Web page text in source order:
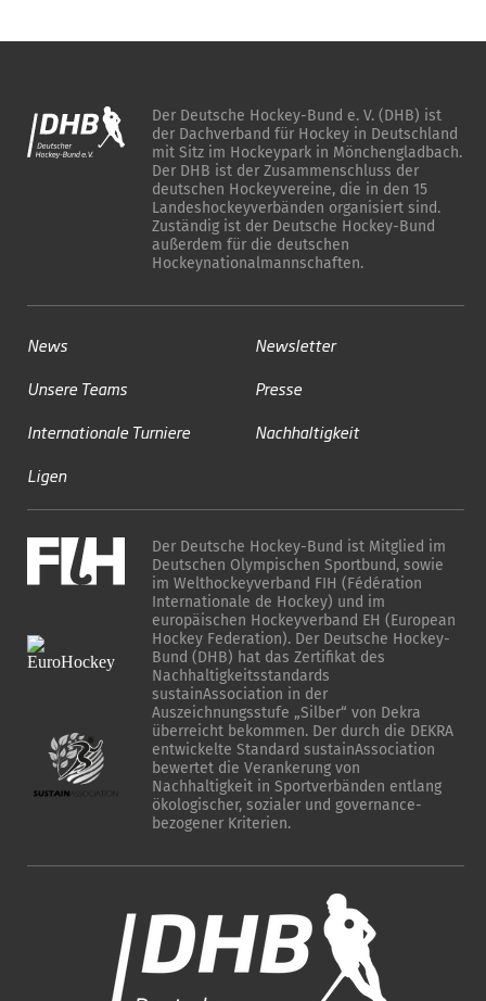
Der Deutsche Hockey-Bund e. V. (DHB) ist
der Dachverband für Hockey in Deutschland
mit Sitz im Hockeypark in Mönchengladbach.
Der DHB ist der Zusammenschluss der
deutschen Hockeyvereine, die in den 15
Landeshockeyverbänden organisiert sind.
Zuständig ist der Deutsche Hockey-Bund
außerdem für die deutschen
Hockeynationalmannschaften.
News
Unsere Teams
Internationale Turniere
Ligen
Newsletter
Presse
Nachhaltigkeit
Der Deutsche Hockey-Bund ist Mitglied im
Deutschen Olympischen Sportbund, sowie
im Welthockeyverband FIH (Fédération
Internationale de Hockey) und im
europäischen Hockeyverband EH (European
Hockey Federation). Der Deutsche Hockey-
Bund (DHB) hat das Zertifikat des
Nachhaltigkeitsstandards
sustainAssociation in der
Auszeichnungsstufe „Silber“ von Dekra
überreicht bekommen. Der durch die DEKRA
entwickelte Standard sustainAssociation
bewertet die Verankerung von
Nachhaltigkeit in Sportverbänden entlang
ökologischer, sozialer und governance-
bezogener Kriterien.